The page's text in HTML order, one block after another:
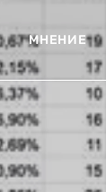
МНЕНИЕ